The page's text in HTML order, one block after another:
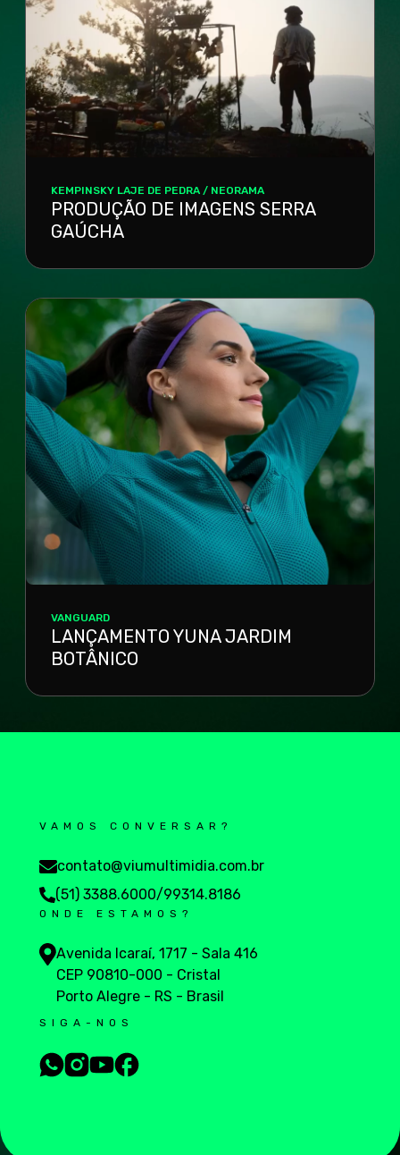
KEMPINSKY LAJE DE PEDRA / NEORAMA
PRODUÇÃO DE IMAGENS SERRA
GAÚCHA
VANGUARD
LANÇAMENTO YUNA JARDIM
BOTÂNICO
VAMOS CONVERSAR?
contato@viumultimidia.com.br
(51) 3388.6000/99314.8186
ONDE ESTAMOS?
Avenida Icaraí, 1717 - Sala 416
CEP 90810-000 - Cristal
Porto Alegre - RS - Brasil
SIGA-NOS